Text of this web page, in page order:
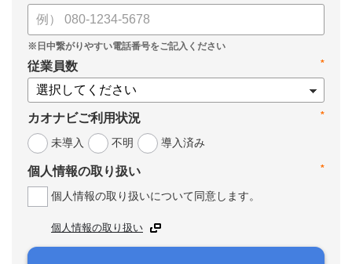
*
従業員数
*
カオナビご利用状況
未導入
不明 導入済み
*
個人情報の取り扱い
個人情報の取り扱いについて同意します。
個人情報の取り扱い